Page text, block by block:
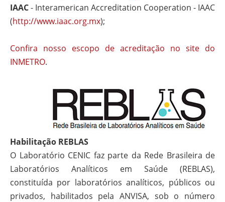
IAAC- Interamerican Accreditation Cooperation - IAAC
(http://www.iaac.org.mx);
Confira nosso escopo de acreditação no site do
INMETRO.
Habilitação REBLAS
O Laboratório CENIC faz parte da Rede Brasileira de
Laboratórios Analíticos em Saúde (REBLAS),
constituída por laboratórios analíticos, públicos ou
privados, habilitados pela ANVISA, sob o número